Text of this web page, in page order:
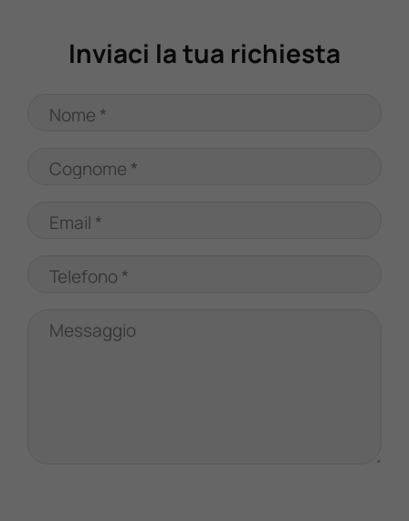
Inviaci la tua richiesta
Nome *
Cognome *
Email *
Telefono *
Messaggio